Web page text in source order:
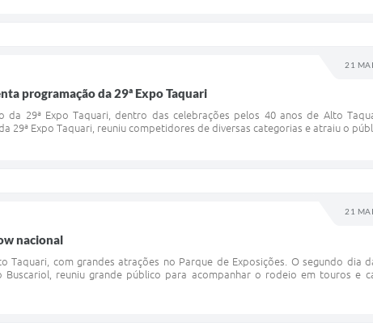
21
programação da 29ª Expo Taquari
29ª Expo Taquari, dentro das celebrações pelos 40 anos de Alto
29ª Expo Taquari, reuniu competidores de diversas categorias e atraiu o
21
nacional
com grandes atrações no Parque de Exposições. O segundo dia
reuniu grande público para acompanhar o rodeio em touros e